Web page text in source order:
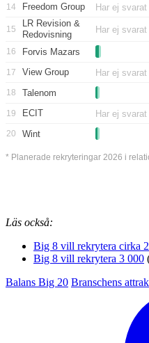
14 Freedom Group Har ej svarat
15
LR Revision &
Redovisning
Har ej svarat
16 Forvis Mazars
17 View Group Har ej svarat
18 Talenom
19 ECIT Har ej svarat
20 Wint
* Planerade rekryteringar 2026 i
Läs också:
Big 8 vill rekrytera cirka
Big 8 vill rekrytera 3 000
Balans Big 20 Branschens